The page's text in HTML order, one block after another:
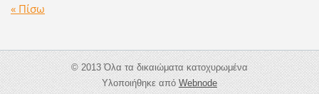
« Πίσω
© 2013 Όλα τα δικαιώματα κατοχυρωμένα
Υλοποιήθηκε απόWebnode